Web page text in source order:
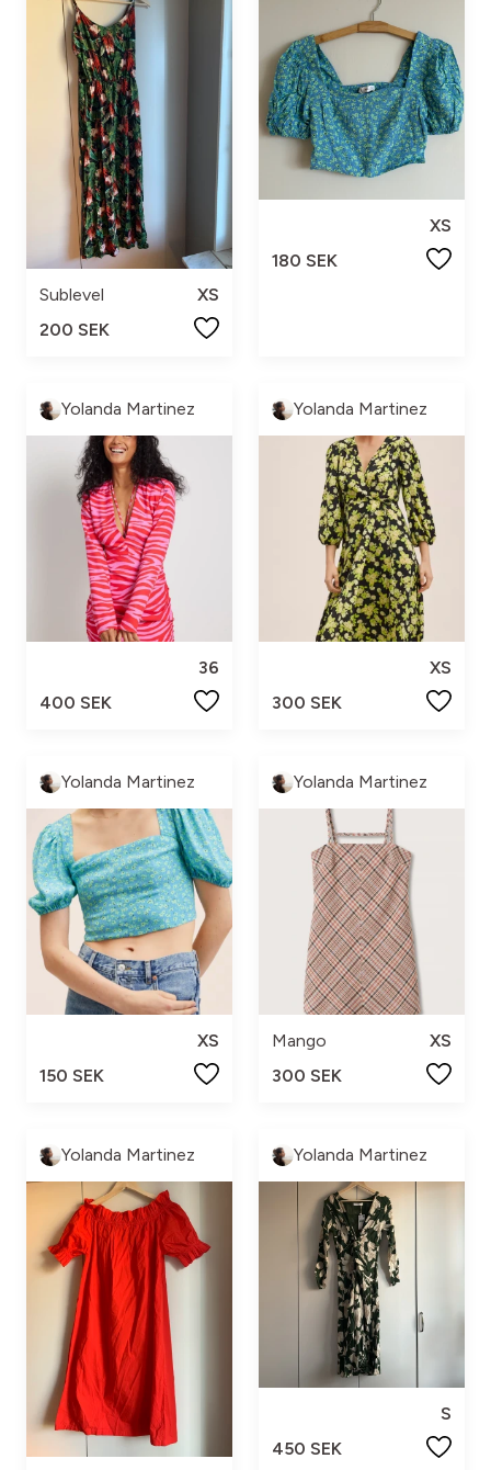
Sublevel
XS
200 SEK
XS
180 SEK
Yolanda Martinez
36
400 SEK
Yolanda Martinez
XS
300 SEK
Yolanda Martinez
XS
150 SEK
Yolanda Martinez
Mango
XS
300 SEK
Yolanda Martinez Yolanda Martinez
S
450 SEK